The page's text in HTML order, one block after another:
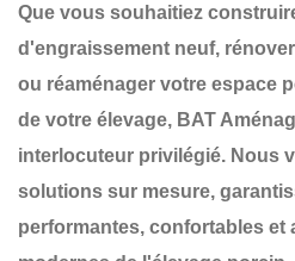
Que vous souhaitiez
d'engraissement neuf,
ou réaménager votre espace
de votre élevage, BAT
interlocuteur privilégié. Nous
solutions sur mesure,
performantes, confortables et